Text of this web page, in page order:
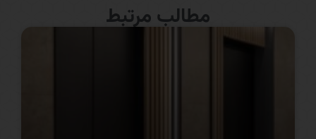
مطالب مرتبط